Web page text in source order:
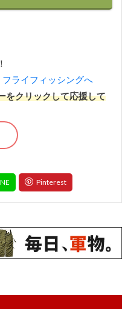
をクリックして応援して